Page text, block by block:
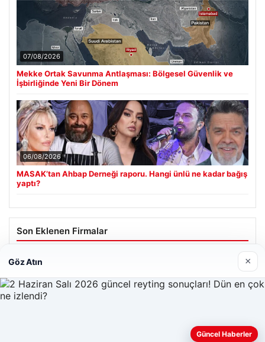
07/08/2026
Mekke Ortak Savunma Antlaşması: Bölgesel Güvenlik ve
İşbirliğinde Yeni Bir Dönem
06/08/2026
MASAK’tan Ahbap Derneği raporu. Hangi ünlü ne kadar bağış
yaptı?
Son Eklenen Firmalar
Hastaş Beton
Web sitemizi nasıl kullandığınızı daha iyi anlayabilmek,
Göz Atın ×
Güncel Haberler